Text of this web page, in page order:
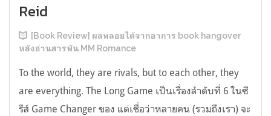
Reid
[Book Review] ผลพลอยได้จากอาการ book hangover
หลังอ่านสารพัน MM Romance
To the world, they are rivals, but to each other, they
are everything. The Long Game เป็นเรื่องลำดับที่ 6 ในซี
รีส์ Game Changer ของ แต่เชื่อว่าหลายคน (รวมถึงเรา) จะ